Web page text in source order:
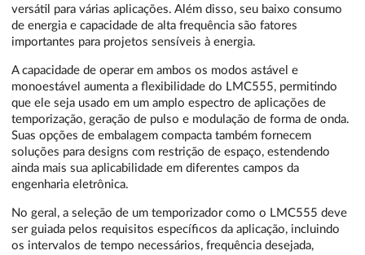
versátil para várias aplicações. Além disso, seu baixo consumo
de energia e capacidade de alta frequência são fatores
importantes para projetos sensíveis à energia.
A capacidade de operar em ambos os modos astável e
monoestável aumenta a flexibilidade do LMC555, permitindo
que ele seja usado em um amplo espectro de aplicações de
temporização, geração de pulso e modulação de forma de onda.
Suas opções de embalagem compacta também fornecem
soluções para designs com restrição de espaço, estendendo
ainda mais sua aplicabilidade em diferentes campos da
engenharia eletrônica.
No geral, a seleção de um temporizador como o LMC555 deve
ser guiada pelos requisitos específicos da aplicação, incluindo
os intervalos de tempo necessários, frequência desejada,